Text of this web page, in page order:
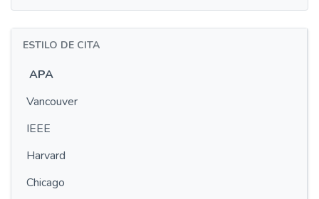
ESTILO DE CITA
APA
Vancouver
IEEE
Harvard
Chicago